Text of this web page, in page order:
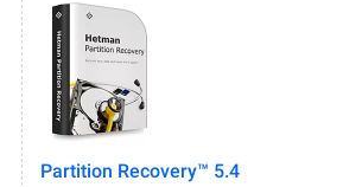
Partition Recovery™ 5.4